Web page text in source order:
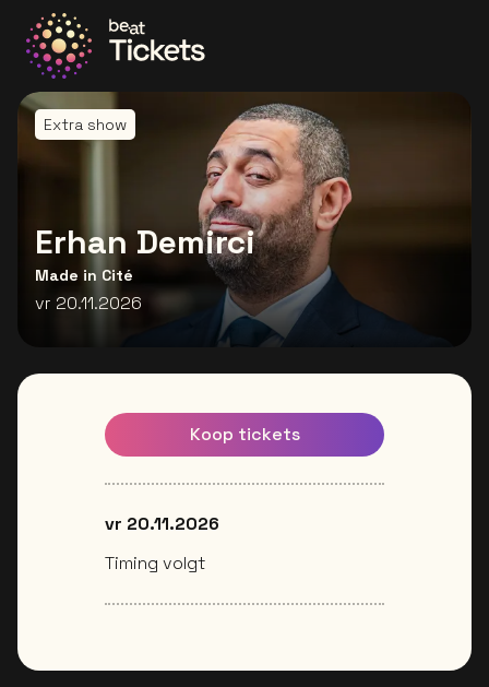
Ga naar de homepage
Extra show
Erhan Demirci
Made in Cité
vr 20.11.2026
Koop tickets
vr 20.11.2026
Timing volgt